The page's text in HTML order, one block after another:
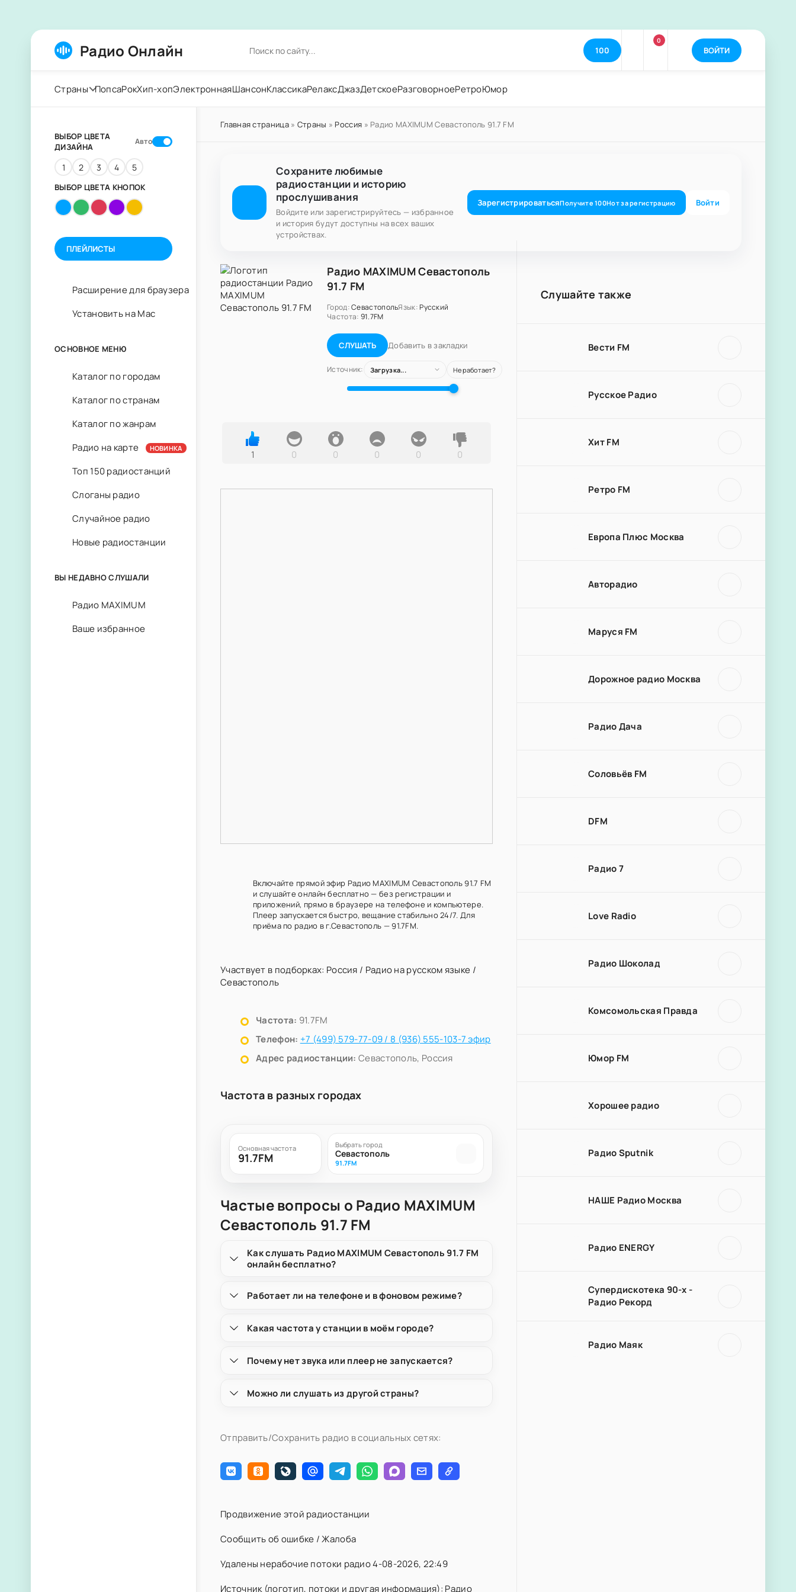
Радио Онлайн 100
0
ВОЙТИ
Страны ПопсаРокХип-хопЭлектроннаяШансонКлассикаРелаксДжазДетскоеРазговорноеРетроЮмор
Главная страница» Страны » Россия » Радио MAXIMUM Севастополь 91.7 FM
Сохраните любимые
радиостанции и историю
прослушивания
Войдите или зарегистрируйтесь — избранное
и история будут доступны на всех ваших
устройствах.
ЗарегистрироватьсяПолучите100Нотза регистрацию Войти
Радио MAXIMUM Севастополь
91.7 FM
Город:СевастопольЯзык:Русский
Частота: 91.7FM
СЛУШАТЬ Добавить в закладки
Источник: Загрузка... Не работает?
1 0 0 0 0 0
Включайте прямой эфир Радио MAXIMUM Севастополь 91.7 FM
и слушайте онлайн бесплатно — без регистрации и
приложений, прямо в браузере на телефоне и компьютере.
Плеер запускается быстро, вещание стабильно 24/7. Для
приёма по радио в г.Севастополь — 91.7FM.
Участвует в подборках: Россия / Радио на русском языке /
Севастополь
Частота: 91.7FM
Телефон: +7 (499) 579-77-09 / 8 (936) 555-103-7 эфир
Адрес радиостанции: Севастополь, Россия
Частота в разных городах
Основная частота
91.7FM
Выбрать город
Севастополь
91.7FM
Частые вопросы о Радио MAXIMUM
Севастополь 91.7 FM
Как слушать Радио MAXIMUM Севастополь 91.7 FM
онлайн бесплатно?
Работает ли на телефоне и в фоновом режиме?
Какая частота у станции в моём городе?
Почему нет звука или плеер не запускается?
Можно ли слушать из другой страны?
Отправить/Сохранить радио в социальных сетях:
Продвижение этой радиостанции
Сообщить об ошибке / Жалоба
Удалены нерабочие потоки радио 4-08-2026, 22:49
Источник (логотип, потоки и другая информация): Радио
Слушайте также
Вести FM
Русское Радио
Хит FM
Ретро FM
Европа Плюс Москва
Авторадио
Маруся FM
Дорожное радио Москва
Радио Дача
Соловьёв FM
DFM
Радио 7
Love Radio
Радио Шоколад
Комсомольская Правда
Юмор FM
Хорошее радио
Радио Sputnik
НАШЕ Радио Москва
Радио ENERGY
Супердискотека 90-х -
Радио Рекорд
Радио Маяк
ВЫБОР ЦВЕТА
ДИЗАЙНА
Авто
1 2 3 4 5
ВЫБОР ЦВЕТА КНОПОК
ПЛЕЙЛИСТЫ
Расширение для браузера
Установить на Mac
ОСНОВНОЕ МЕНЮ
Каталог по городам
Каталог по странам
Каталог по жанрам
Радио на карте
НОВИНКА
Топ 150 радиостанций
Слоганы радио
Случайное радио
Новые радиостанции
ВЫ НЕДАВНО СЛУШАЛИ
Радио MAXIMUM
Ваше избранное